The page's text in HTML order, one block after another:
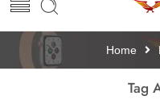
Home
Tag